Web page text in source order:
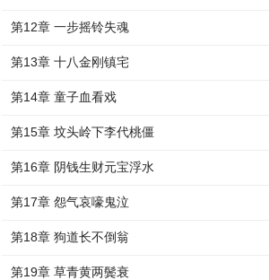
第12章 一步摇铃失魂
第13章 十八金刚镇宅
第14章 童子血看戏
第15章 坟头岭下李代桃僵
第16章 阴钱生财元宝浮水
第17章 怨气哀嚎鬼泣
第18章 狗道长不倒翁
第19章 草青黄两鬓衰